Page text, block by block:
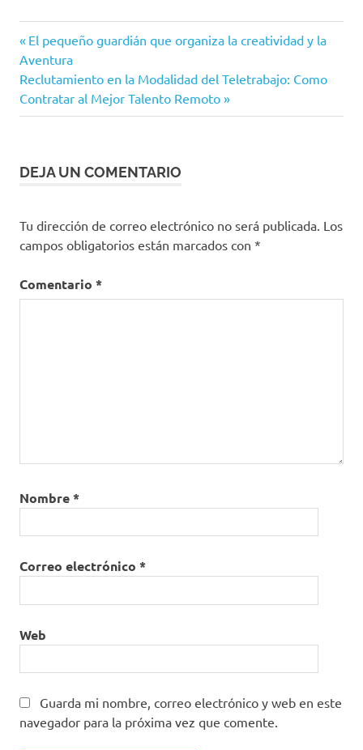
Navegación
de
entradas
Entrada
anterior:
El pequeño guardián que organiza la creatividad y la
Aventura
Siguiente
entrada:
Reclutamiento en la Modalidad del Teletrabajo: Como
Contratar al Mejor Talento Remoto
DEJA UN COMENTARIO
Tu dirección de correo electrónico no será publicada. Los
campos obligatorios están marcados con *
Comentario *
Nombre*
Correo electrónico *
Web
Guarda mi nombre, correo electrónico y web en este
navegador para la próxima vez que comente.